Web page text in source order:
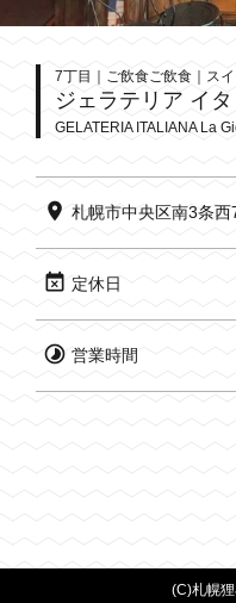
7丁目｜ご飲食ご飲食｜ス
ジェラテリア イ
GELATERIA ITALIANA La
札幌市中央区南3条西
定休日
営業時間
(C)札幌